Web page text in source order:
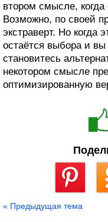
втором смысле,
Возможно, по своей
экстраверт. Но когда
остаётся выбора и
становитесь
некотором смысле
оптимизированную
« Предыдущая тема